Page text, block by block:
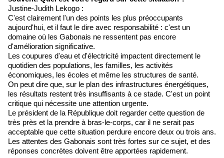
Justine-Judith Lekogo :
C'est clairement l'un des points les plus préoccupants
aujourd'hui, et il faut le dire avec responsabilité : c'est un
domaine où les Gabonais ne ressentent pas encore
d'amélioration significative.
Les coupures d'eau et d'électricité impactent directement le
quotidien des populations, les familles, les activités
économiques, les écoles et même les structures de santé.
On peut dire que, sur le plan des infrastructures énergétiques,
les résultats restent très insuffisants à ce stade. C'est un point
critique qui nécessite une attention urgente.
Le président de la République doit regarder cette question de
très près et la prendre à bras-le-corps, car il ne serait pas
acceptable que cette situation perdure encore deux ou trois ans.
Les attentes des Gabonais sont très fortes sur ce sujet, et des
réponses concrètes doivent être apportées rapidement.